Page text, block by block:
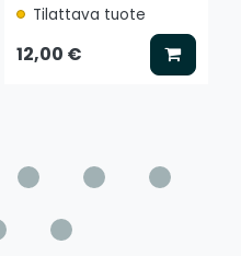
koriin
Tilattava tuote
12,00 € Lisää